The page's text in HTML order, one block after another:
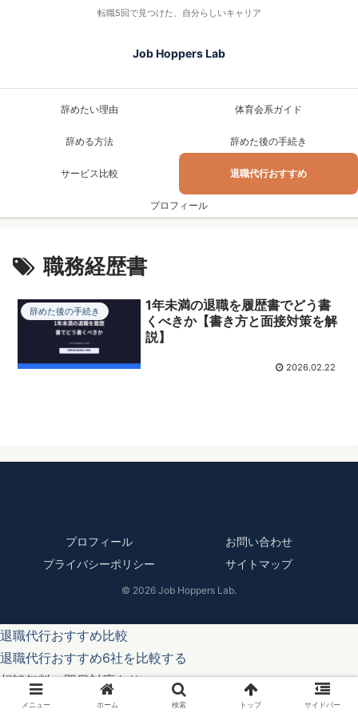
転職5回で見つけた、自分らしいキャリア
Job Hoppers Lab
辞めたい理由 体育会系ガイド
辞める方法 辞めた後の手続き
サービス比較 退職代行おすすめ
プロフィール
職務経歴書
辞めた後の手続き
1年未満の退職を履歴書でどう書
くべきか【書き方と面接対策を解
説】
2026.02.22
プロフィール
お問い合わせ
プライバシーポリシー
サイトマップ
© 2026 Job Hoppers Lab.
メニュー ホーム 検索 トップ サイドバー
退職代行おすすめ比較
退職代行おすすめ6社を比較する
相談無料・即日対応あり